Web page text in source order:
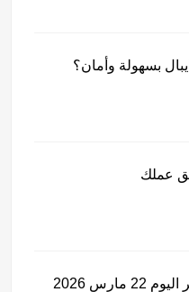
بسهولة وأمان؟
2026